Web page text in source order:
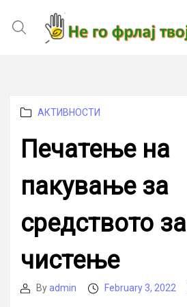
Categories
АКТИВНОСТИ
Печатење на
пакување за
средството за
чистење
PostByadmin
PostFebruary 3, 2022